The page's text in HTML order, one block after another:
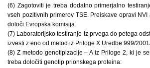
(6) Zagotoviti je treba dodatno primerjalno
vseh pozitivnih primerov TSE. Preiskave opravi
določi Evropska komisija.
(7) Laboratorijsko testiranje iz prvega do petega
izvesti z eno od metod iz Priloge X Uredbe 999/
(8) Z metodo genotipizacije – A iz Priloge 2, ki je
treba določiti genotip prionskega proteina: